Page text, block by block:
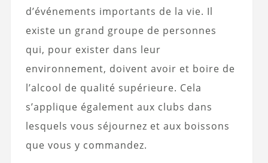
d’événements importants de la vie. Il
existe un grand groupe de personnes
qui, pour exister dans leur
environnement, doivent avoir et boire de
l’alcool de qualité supérieure. Cela
s’applique également aux clubs dans
lesquels vous séjournez et aux boissons
que vous y commandez.